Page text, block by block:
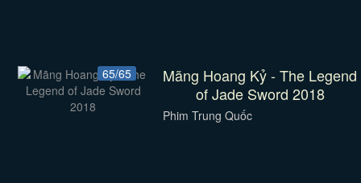
65/65
Mãng Hoang Kỷ - The Legend
of Jade Sword 2018
Phim Trung Quốc